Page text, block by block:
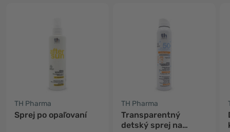
TH Pharma
Sprej po opaľovaní
TH Pharma
Transparentný
detský sprej na